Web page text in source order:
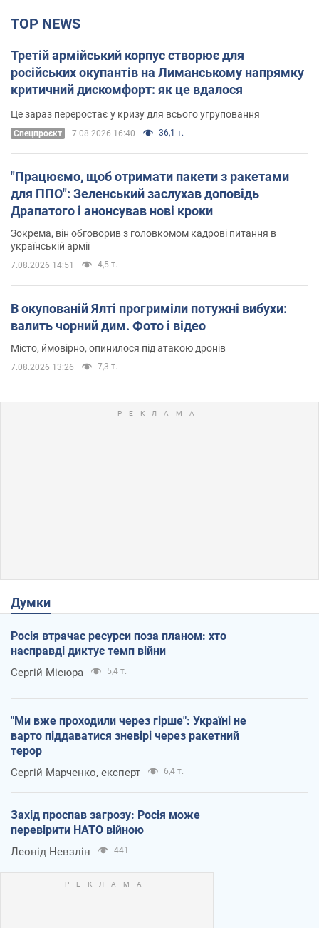
TOP NEWS
Третій армійський корпус створює для
російських окупантів на Лиманському напрямку
критичний дискомфорт: як це вдалося
Це зараз переростає у кризу для всього угруповання
Cпецпроєкт 7.08.2026 16:40 36,1 т.
"Працюємо, щоб отримати пакети з ракетами
для ППО": Зеленський заслухав доповідь
Драпатого і анонсував нові кроки
Зокрема, він обговорив з головкомом кадрові питання в
українській армії
7.08.2026 14:51 4,5 т.
В окупованій Ялті прогриміли потужні вибухи:
валить чорний дим. Фото і відео
Місто, ймовірно, опинилося під атакою дронів
7.08.2026 13:26 7,3 т.
Думки
Росія втрачає ресурси поза планом: хто
насправді диктує темп війни
Сергій Місюра 5,4 т.
"Ми вже проходили через гірше": Україні не
варто піддаватися зневірі через ракетний
терор
Сергій Марченко, експерт 6,4 т.
Захід проспав загрозу: Росія може
перевірити НАТО війною
Леонід Невзлін 441